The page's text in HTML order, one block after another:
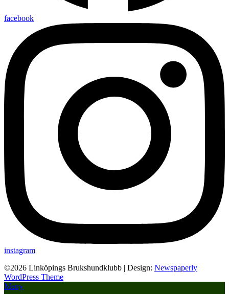
facebook
instagram
©2026 Linköpings Brukshundklubb | Design: Newspaperly
WordPress Theme
Meny